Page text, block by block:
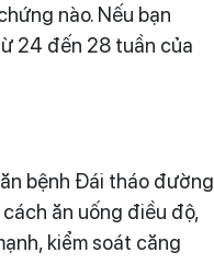
nào. Nếu bạn
24 đến 28 tuần của
bệnh Đái tháo đường
ăn uống điều độ,
kiểm soát căng